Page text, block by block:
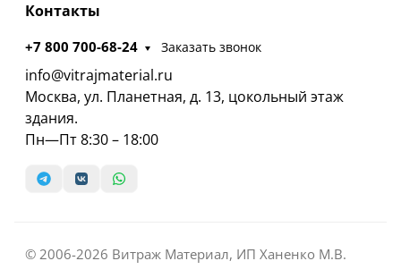
Контакты
+7 800 700-68-24 Заказать звонок
info@vitrajmaterial.ru
Москва, ул. Планетная, д. 13, цокольный этаж
здания.
Пн—Пт 8:30 – 18:00
© 2006-2026 Витраж Материал, ИП Ханенко М.В.